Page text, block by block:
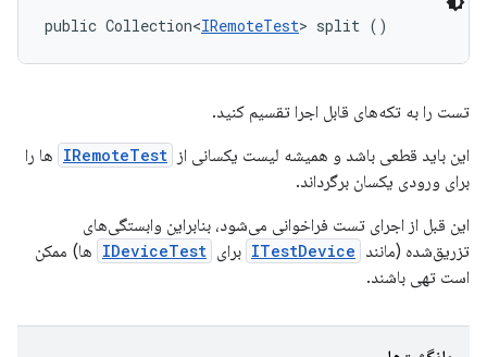
public Collection<IRemoteTest> split ()
تست را به تکه‌های قابل اجرا تقسیم کنید.
این باید قطعی باشد و همیشه لیست یکسانی از IRemoteTest ها را
برای ورودی یکسان برگرداند.
این قبل از اجرای تست فراخوانی می‌شود، بنابراین وابستگی‌های
تزریق‌شده (مانند ITestDevice برای IDeviceTest ها) ممکن
است تهی باشند.